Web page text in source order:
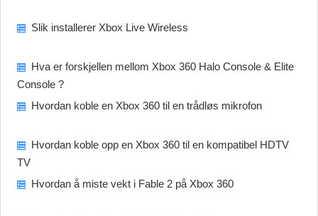
Slik installerer Xbox Live Wireless
Hva er forskjellen mellom Xbox 360 Halo Console & Elite
Console ?
Hvordan koble en Xbox 360 til en trådløs mikrofon
Hvordan koble opp en Xbox 360 til en kompatibel HDTV
TV
Hvordan å miste vekt i Fable 2 på Xbox 360